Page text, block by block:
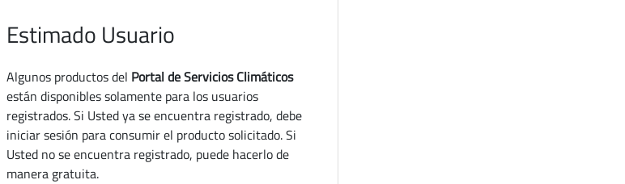
Estimado Usuario
Algunos productos del Portal de Servicios Climáticos
están disponibles solamente para los usuarios
registrados. Si Usted ya se encuentra registrado, debe
iniciar sesión para consumir el producto solicitado. Si
Usted no se encuentra registrado, puede hacerlo de
manera gratuita.